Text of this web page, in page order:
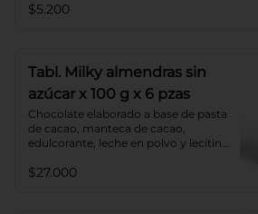
Porcentaje de cacao: 40%.
$5.200
Tabl. Milky almendras sin
azúcar x 100 g x 6 pzas
Chocolate elaborado a base de pasta
de cacao, manteca de cacao,
edulcorante, leche en polvo y lecitina
Porcentaje de cacao: 40%.
$27.000